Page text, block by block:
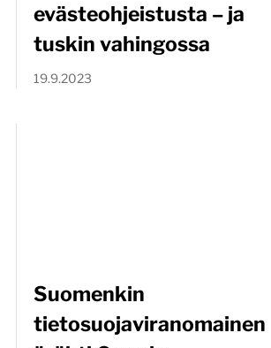
evästeohjeistusta – ja
tuskin vahingossa
19.9.2023
Suomenkin
tietosuojaviranomainen